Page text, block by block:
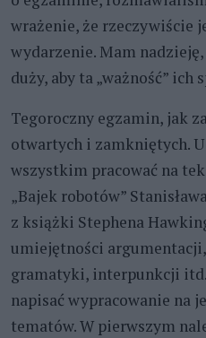
wrażenie, że rzeczywiście
wydarzenie. Mam
duży, aby ta „ważność” ich
Tegoroczny egzamin, jak
otwartych i zamkniętych.
wszystkim pracować na
„Bajek robotów”
z książki Stephena
umiejętności
gramatyki, interpunkcji itd.
napisać wypracowanie na
tematów. W pierwszym